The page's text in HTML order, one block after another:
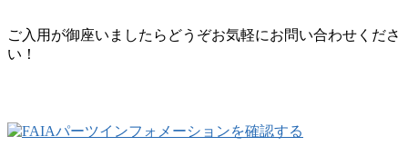
ご入用が御座いましたらどうぞお気軽にお問い合わせくださ
い！